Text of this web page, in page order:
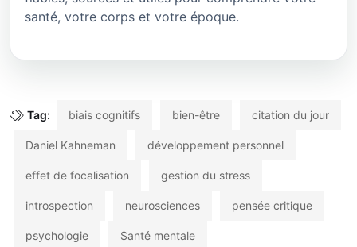
santé, votre corps et votre époque.
Tag: biais cognitifs bien-être citation du jour
Daniel Kahneman développement personnel
effet de focalisation gestion du stress
introspection neurosciences pensée critique
psychologie Santé mentale